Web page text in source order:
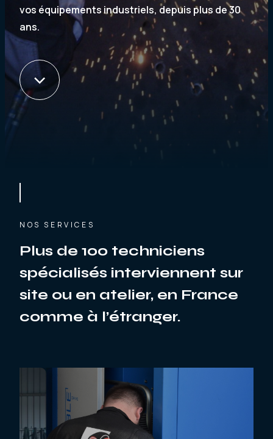
vos équipements industriels, depuis plus de 30
ans.
NOS SERVICES
Plus de 100 techniciens
spécialisés interviennent sur
site ou en atelier, en France
comme à l’étranger.